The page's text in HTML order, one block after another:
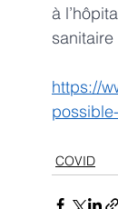
à
sanitaire
https://
COVID